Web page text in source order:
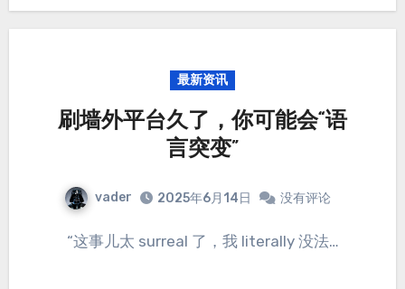
最新资讯
刷墙外平台久了，你可能会“语
言突变”
vader 2025年6月14日 没有评论
“这事儿太 surreal 了，我 literally 没法…